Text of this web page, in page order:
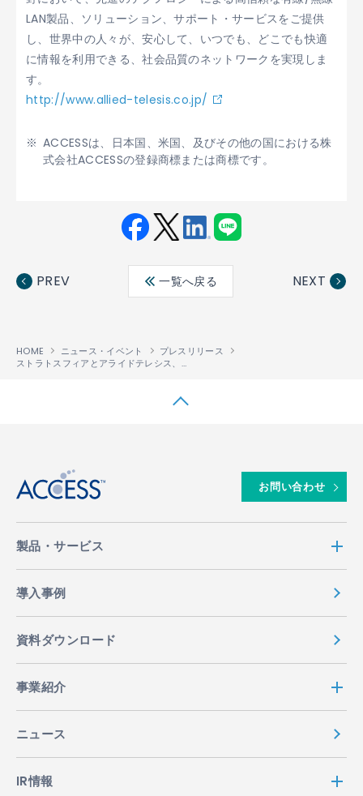
LAN製品、ソリューション、サポート・サービスをご提供
し、世界中の人々が、安心して、いつでも、どこでも快適
に情報を利用できる、社会品質のネットワークを実現しま
す。
http://www.allied-telesis.co.jp/
ACCESSは、日本国、米国、及びその他の国における株
式会社ACCESSの登録商標または商標です。
ebo ter
edin
PREV 一覧へ戻る NEXT
HOME ニュース・イベント
プレスリリース
ストラトスフィアとアライドテレシス、沖縄オープンラボにおけるSDNの実証環境を支援
お問い合わせ
製品・サービス
導入事例
資料ダウンロード
事業紹介
ニュース
IR情報